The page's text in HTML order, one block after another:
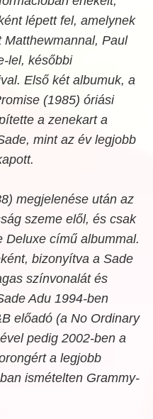
lépett fel, amelynek
Paul
lel, későbbi
Első két albumuk, a
(1985) óriási
a zenekart a
mint az év legjobb
megjelenése után az
szeme elől, és csak
Deluxe című albummal.
bizonyítva a Sade
színvonalát és
Adu 1994-ben
előadó (a No Ordinary
pedig 2002-ben a
a legjobb
ismételten Grammy-